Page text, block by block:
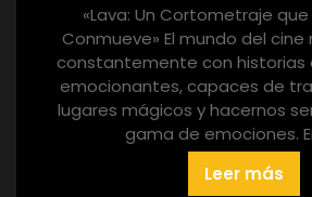
«Lava: Un Cortometraje
Conmueve» El mundo del
constantemente con historias
emocionantes, capaces de
lugares mágicos y hacernos
gama de emociones.
Leer más